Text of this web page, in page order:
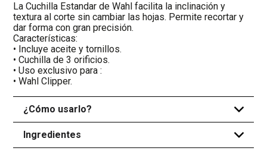
La Cuchilla Estandar de Wahl facilita la inclinación y
textura al corte sin cambiar las hojas. Permite recortar y
dar forma con gran precisión.
Características:
• Incluye aceite y tornillos.
• Cuchilla de 3 orificios.
• Uso exclusivo para :
• Wahl Clipper.
¿Cómo usarlo? +
Ingredientes +